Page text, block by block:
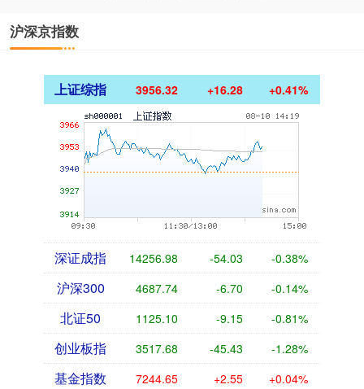
沪深京指数
上证综指 3956.32 +16.28 +0.41%
深证成指 14256.98 -54.03 -0.38%
沪深300 4687.74 -6.70 -0.14%
北证50 1125.10 -9.15 -0.81%
创业板指 3517.68 -45.43 -1.28%
基金指数 7244.65 +2.55 +0.04%